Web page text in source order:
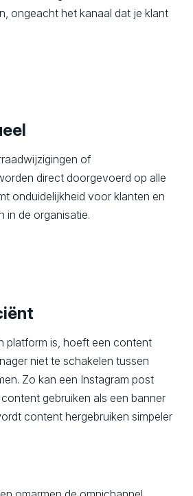
ongeacht het kanaal dat je klant
of
direct doorgevoerd op alle
onduidelijkheid voor klanten en
in de organisatie.
platform is, hoeft een content
niet te schakelen tussen
Zo kan een Instagram post
gebruiken als een banner
content hergebruiken simpeler